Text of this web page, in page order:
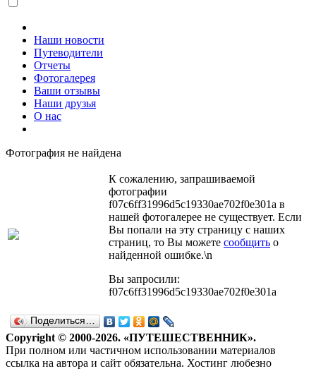
Наши новости
Путеводители
Отчеты
Фотогалерея
Ваши отзывы
Наши друзья
О нас
Фотография не найдена
К сожалению, запрашиваемой
фотографии
f07c6ff31996d5c19330ae702f0e301a в
нашей фотогалерее не существует. Если
Вы попали на эту страницу с наших
страниц, то Вы можете сообщить о
найденной ошибке.\n
Вы запросили:
f07c6ff31996d5c19330ae702f0e301a
Поделиться…
Copyright © 2000-2026. «ПУТЕШЕСТВЕННИК».
При полном или частичном использовании материалов
ссылка на автора и сайт обязательна. Хостинг любезно